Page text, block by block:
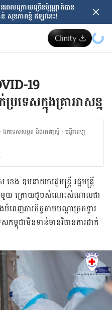
ពេលក្រោយ​ច្រើនប៉ុណ្ណាក៏បាន
ខភាពខ្ញុំ ឥឡូវនេះ!
19
ទេស​ក្នុងគ្រាអាសន្ន
·ឯកទេសសម្ភព និងរោគស្ត្រី ·ម​ន្ទីរពេទ្យ
ឧបនាយករដ្ឋមន្ត្រី ​រដ្ឋមន្ត្រី​
ន៍​មួយ ក្រោយ​ជួប​សំណេះសំណាល​ជា​
េញ​ភារកិច្ច​តាម​បណ្ដា​ច្រក​ទ្វារ​
ម្ពុជា​មិន​ទាន់​មាន​វិធានការ​ដាក់​